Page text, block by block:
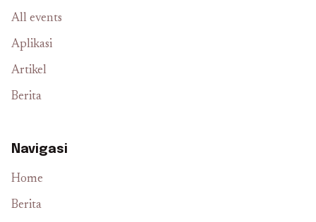
All events
Aplikasi
Artikel
Berita
Navigasi
Home
Berita